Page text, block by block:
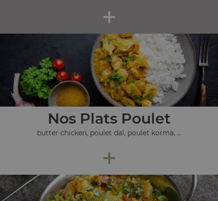
+
Nos Plats Poulet
butter chicken, poulet dal, poulet korma, ...
+